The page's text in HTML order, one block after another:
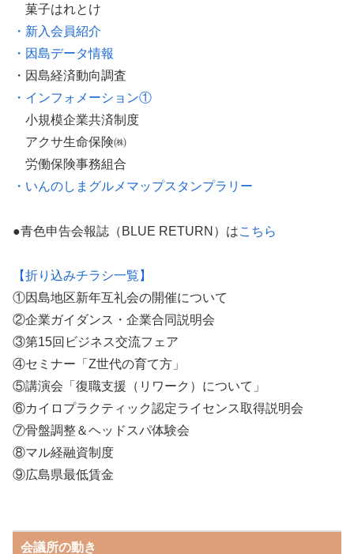
菓子はれとけ
・新入会員紹介
・因島データ情報
・因島経済動向調査
・インフォメーション①
小規模企業共済制度
アクサ生命保険㈱
労働保険事務組合
・いんのしまグルメマップスタンプラリー
●青色申告会報誌（BLUE RETURN）はこちら
【折り込みチラシ一覧】
①因島地区新年互礼会の開催について
②企業ガイダンス・企業合同説明会
③第15回ビジネス交流フェア
④セミナー「Z世代の育て方」
⑤講演会「復職支援（リワーク）について」
⑥カイロプラクティック認定ライセンス取得説明会
⑦骨盤調整＆ヘッドスパ体験会
⑧マル経融資制度
⑨広島県最低賃金
会議所の動き